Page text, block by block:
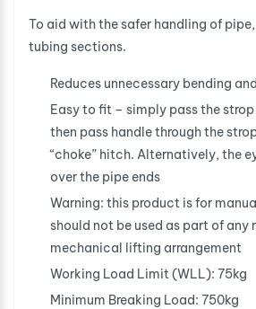
To aid with the safer handling of
tubing sections.
Reduces unnecessary bending
Easy to fit – simply pass the
then pass handle through the
“choke” hitch. Alternatively, the
over the pipe ends
Warning: this product is for
should not be used as part of any
mechanical lifting arrangement
Working Load Limit (WLL): 75kg
Minimum Breaking Load: 750kg